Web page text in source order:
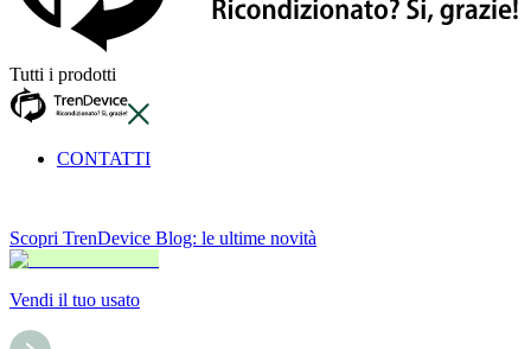
Tutti i prodotti
CONTATTI
Scopri TrenDevice Blog: le ultime novità
Vendi il tuo usato